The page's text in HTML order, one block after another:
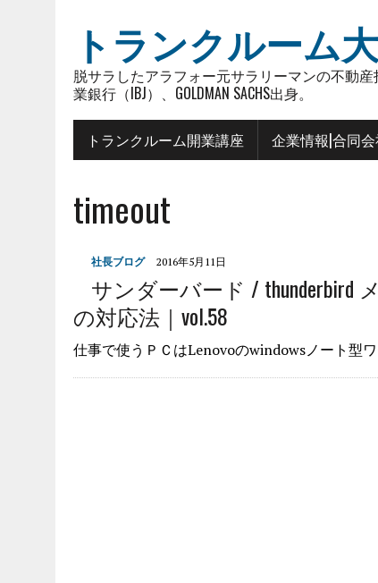
トランクルーム
脱サラしたアラフォー元サラリーマンの不動
業銀行（IBJ）、GOLDMAN SACHS出身。
トランクルーム開業講座 企業情報|合同会
timeout
社長ブログ 2016年5月11日
サンダーバード /
の対応法｜vol.58
仕事で使うＰＣはLenovoのwindowsノート型